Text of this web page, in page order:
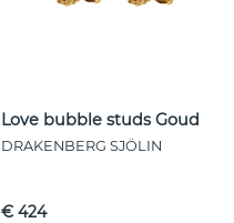
Love bubble studs Goud
DRAKENBERG SJÖLIN
€ 424